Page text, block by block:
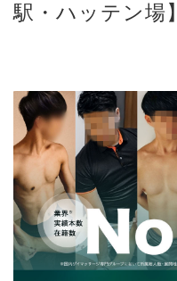
駅・ハッテン場】